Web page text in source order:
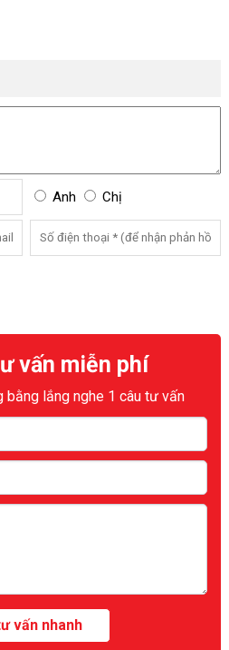
Anh Chị
vấn miễn phí
bằng lắng nghe 1 câu tư vấn